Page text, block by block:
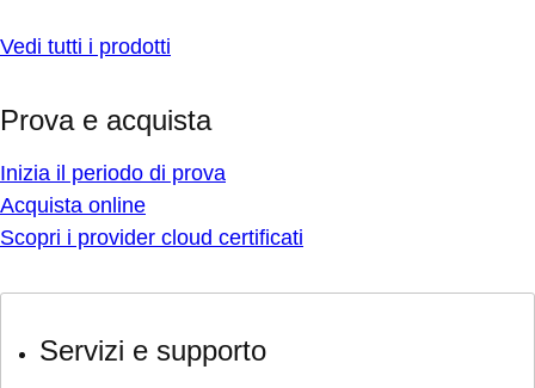
Vedi tutti i prodotti
Prova e acquista
Inizia il periodo di prova
Acquista online
Scopri i provider cloud certificati
Servizi e supporto